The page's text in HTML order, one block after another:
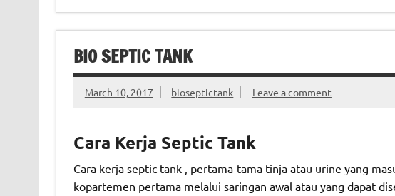
BIO SEPTIC TANK
March 10, 2017 bioseptictank Leave a comment
Cara Kerja Septic Tank
Cara kerja septic tank , pertama-tama tinja atau urine yang
kopartemen pertama melalui saringan awal atau yang dapat